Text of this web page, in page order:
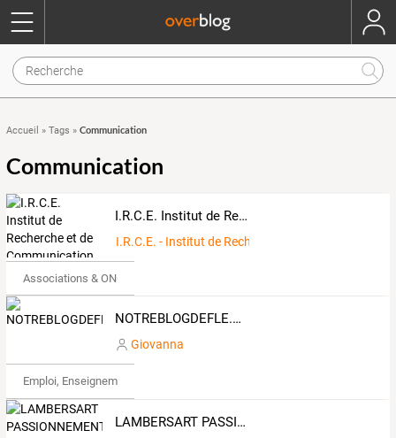
Accueil » Tags » Communication
Communication
I.R.C.E. Institut de Recherche et de Communication sur l'Europe - www.irce-oing.eu
I.R.C.E. - Institut de Recherche et de
Associations & ONG
NOTREBLOGDEFLE.COM
Giovanna
Emploi, Enseignement & Etudes
LAMBERSART PASSIONNEMENT